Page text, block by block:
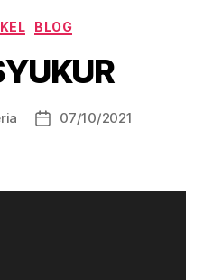
Indonesia
Categories
BLOG
Post07/10/2021